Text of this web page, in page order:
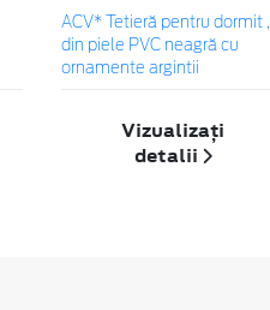
ACV* Tetieră pentru dormit ,
din piele PVC neagră cu
ornamente argintii
Vizualizați
detalii